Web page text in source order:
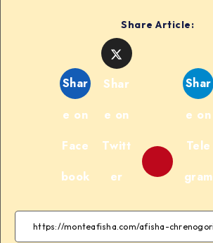
Share Article:
Shar
e on
Face
book
Shar
e on
Twitt
er
Shar
e on
Tele
gram